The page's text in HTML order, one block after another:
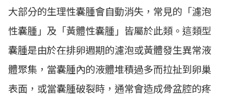
大部分的生理性囊腫會自動消失，常見的「濾泡
性囊腫」及「黃體性囊腫」皆屬於此類。這類型
囊腫是由於在排卵週期的濾泡或黃體發生異常液
體聚集，當囊腫內的液體堆積過多而拉扯到卵巢
表面，或當囊腫破裂時，通常會造成骨盆腔的疼